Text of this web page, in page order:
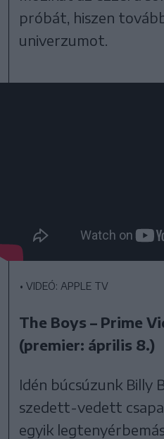
próbát, hiszen
univerzumot.
• VIDEÓ: APPLE TV
The Boys – Prime
(premier: április 8.)
Idén búcsúzunk Billy
szedett-vedett
egyik